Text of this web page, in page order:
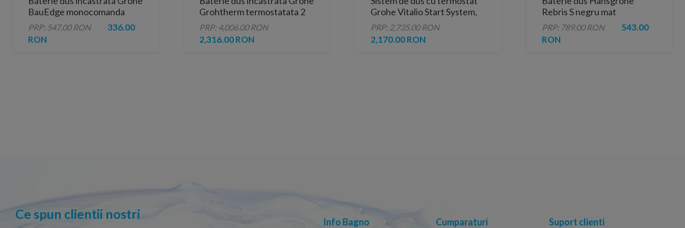
BauEdge monocomanda
crom lucios
PRP: 547.00 RON
336.00
RON
Grohtherm termostatata 2
iesiri negru mat rotund
PRP: 4,006.00 RON
2,316.00 RON
Grohe Vitalio Start System,
negru
PRP: 2,735.00 RON
2,170.00 RON
Rebris S negru mat
monocomanda
PRP: 789.00 RON
543.00
RON
Ce spun clientii nostri
Info Bagno Cumparaturi Suport clienti